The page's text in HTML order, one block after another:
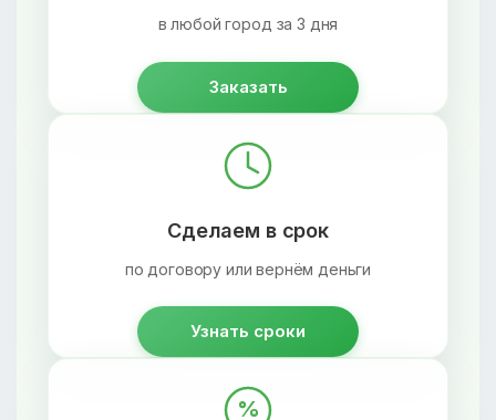
в любой город за 3 дня
Заказать
Сделаем в срок
по договору или вернём деньги
Узнать сроки
%